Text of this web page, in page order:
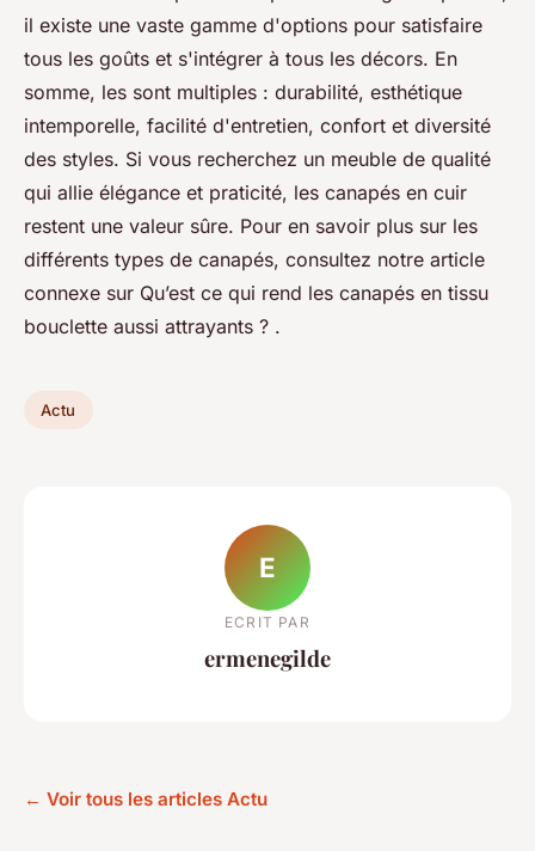
il existe une vaste gamme d'options pour satisfaire
tous les goûts et s'intégrer à tous les décors. En
somme, les sont multiples : durabilité, esthétique
intemporelle, facilité d'entretien, confort et diversité
des styles. Si vous recherchez un meuble de qualité
qui allie élégance et praticité, les canapés en cuir
restent une valeur sûre. Pour en savoir plus sur les
différents types de canapés, consultez notre article
connexe sur Qu’est ce qui rend les canapés en tissu
bouclette aussi attrayants ? .
Actu
E
ECRIT PAR
ermenegilde
← Voir tous les articles Actu